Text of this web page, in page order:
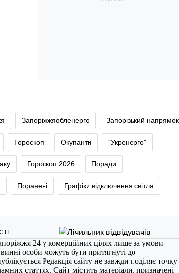
Запоріжжяобленерго Запорізький напрямок
Гороскоп Окупанти "Укренерго"
Гороскоп 2026 Поради
Поранені Графіки відключення світла
24 у комерційних цілях лише за умови
особи можуть бути притягнуті до
Редакція сайту не завжди поділяє точку
статтях. Сайт містить матеріали, призначені